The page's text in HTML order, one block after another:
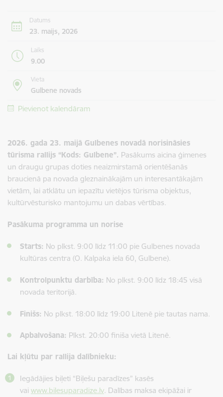
Datums
23. maijs, 2026
Laiks
9.00
Vieta
Gulbene novads
Pievienot kalendāram
2026. gada 23. maijā Gulbenes novadā norisināsies
tūrisma rallijs “Kods: Gulbene”. Pasākums aicina ģimenes
un draugu grupas doties neaizmirstamā orientēšanās
braucienā pa novada gleznainākajām un interesantākajām
vietām, lai atklātu un iepazītu vietējos tūrisma objektus,
kultūrvēsturisko mantojumu un dabas vērtības.
Pasākuma programma un norise
Starts: No plkst. 9:00 līdz 11:00 pie Gulbenes novada
kultūras centra (O. Kalpaka iela 60, Gulbene).
Kontrolpunktu darbība: No plkst. 9:00 līdz 18:45 visā
novada teritorijā.
Finišs: No plkst. 18:00 līdz 19:00 Litenē pie tautas nama.
Apbalvošana: Plkst. 20:00 finiša vietā Litenē.
Lai kļūtu par rallija dalībnieku:
Iegādājies biļeti “Biļešu paradīzes” kasēs
vai www.bilesuparadize.lv. Dalības maksa ekipāžai ir